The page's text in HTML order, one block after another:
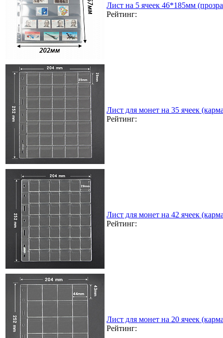
Лист на 5 ячеек 46*185мм
Рейтинг:
Лист для монет на 35 ячеек
Рейтинг:
Лист для монет на 42 ячеек
Рейтинг:
Лист для монет на 20 ячеек
Рейтинг: